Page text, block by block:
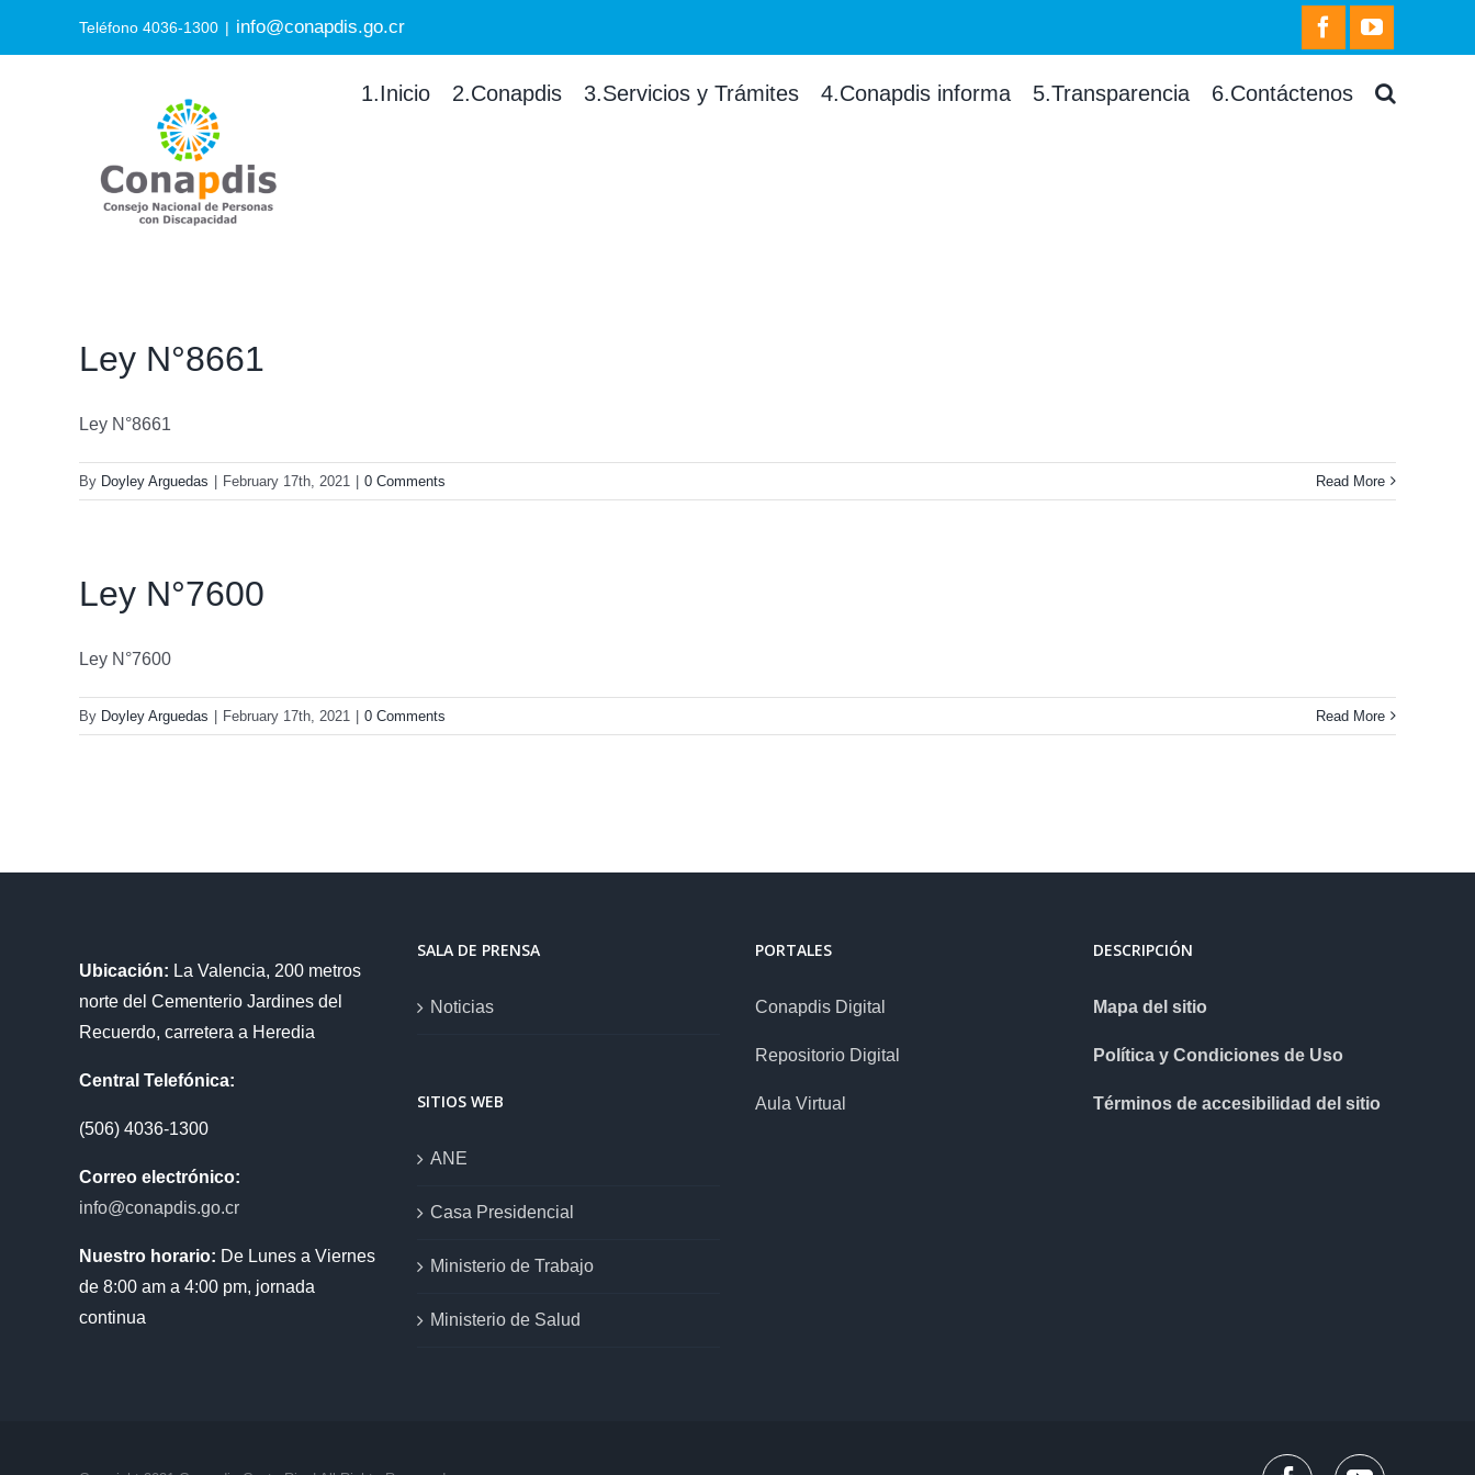
Teléfono 4036-1300 | info@conapdis.go.cr facebookyoutube
Search
for:
1.Inicio 2.Conapdis 3.Servicios y Trámites 4.Conapdis informa 5.Transparencia 6.Contáctenos
Ley N°8661
Ley N°8661
By Doyley Arguedas | February 17th, 2021 | 0 Comments Read More
Ley N°7600
Ley N°7600
By Doyley Arguedas | February 17th, 2021 | 0 Comments Read More
Ubicación: La Valencia, 200 metros
norte del Cementerio Jardines del
Recuerdo, carretera a Heredia
Central Telefónica:
(506) 4036-1300
Correo electrónico:
info@conapdis.go.cr
Nuestro horario: De Lunes a Viernes
de 8:00 am a 4:00 pm, jornada
continua
SALA DE PRENSA
Noticias
SITIOS WEB
ANE
Casa Presidencial
Ministerio de Trabajo
Ministerio de Salud
PORTALES
Conapdis Digital
Repositorio Digital
Aula Virtual
DESCRIPCIÓN
Mapa del sitio
Política y Condiciones de Uso
Términos de accesibilidad del sitio